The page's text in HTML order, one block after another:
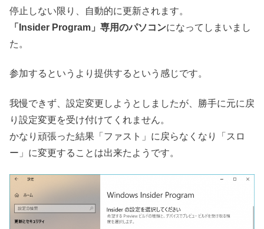
停止しない限り、自動的に更新されます。
「Insider Program」専用のパソコンになってしまいまし
た。
参加するというより提供するという感じです。
我慢できず、設定変更しようとしましたが、勝手に元に戻
り設定変更を受け付けてくれません。
かなり頑張った結果「ファスト」に戻らなくなり「スロ
ー」に変更することは出来たようです。